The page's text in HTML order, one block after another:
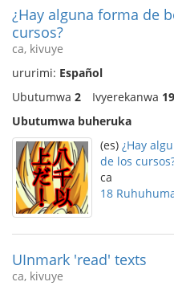
¿Hay alguna forma de
cursos?
ca, kivuye
ururimi: Español
Ubutumwa 2 Ivyerekanwa
Ubutumwa buheruka
(es) ¿Hay
de los
ca
18
UInmark 'read' texts
ca, kivuye